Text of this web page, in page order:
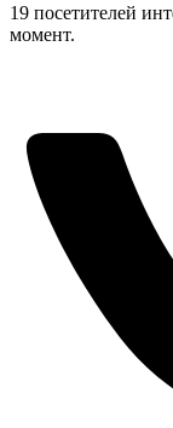
19 посетителей
момент.